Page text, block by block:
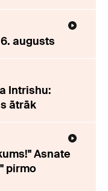
augusts
Intrishu:
ātrāk
Asnate
pirmo